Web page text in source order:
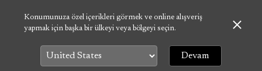
Konumunuza özel içerikleri görmek ve online alışveriş
yapmak için başka bir ülkeyi veya bölgeyi seçin.
Devam